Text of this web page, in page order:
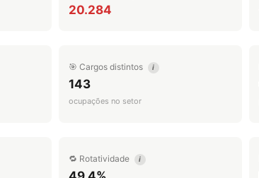
20.284
🎯 Cargos distintos i
143
ocupações no setor
🔁 Rotatividade i